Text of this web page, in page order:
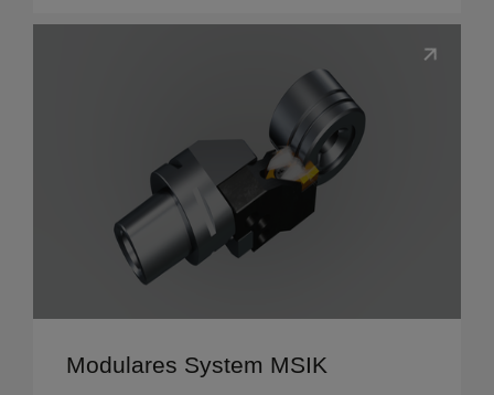
Modulares System MSIK